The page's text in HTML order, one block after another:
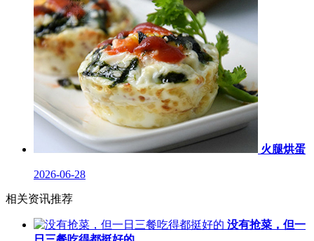
火腿烘蛋
2026-06-28
相关资讯推荐
没有抢菜，但一